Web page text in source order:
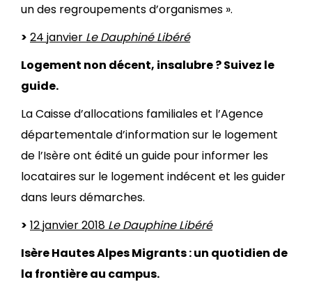
un des regroupements d’organismes ».
> 24 janvier Le Dauphiné Libéré
Logement non décent, insalubre ? Suivez le
guide.
La Caisse d’allocations familiales et l’Agence
départementale d’information sur le logement
de l’Isère ont édité un guide pour informer les
locataires sur le logement indécent et les guider
dans leurs démarches.
> 12 janvier 2018 Le Dauphine Libéré
Isère Hautes Alpes Migrants : un quotidien de
la frontière au campus.